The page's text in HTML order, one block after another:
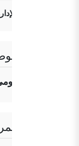
تنفيذ نظام
المعهد
المعهد
المعهد